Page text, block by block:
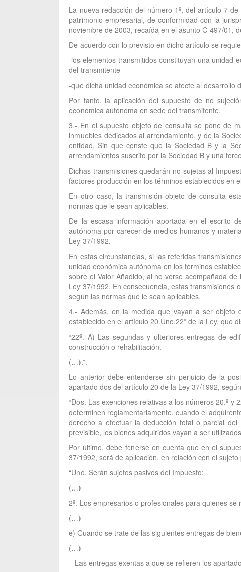
La nueva redacción del número 1º, del artículo 7
patrimonio empresarial, de conformidad con la
noviembre de 2003, recaída en el asunto C-497/01,
De acuerdo con lo previsto en dicho artículo se
-los elementos transmitidos constituyan una unidad
del transmitente
-que dicha unidad económica se afecte al desarrollo
Por tanto, la aplicación del supuesto de no
económica autónoma en sede del transmitente.
3.- En el supuesto objeto de consulta se pone de
inmuebles dedicados al arrendamiento, y de la
entidad. Sin que conste que la Sociedad B y la
arrendamientos suscrito por la Sociedad B y una
Dichas transmisiones quedarán no sujetas al
factores producción en los términos establecidos en
En otro caso, la transmisión objeto de consulta
normas que le sean aplicables.
De la escasa información aportada en el escrito
autónoma por carecer de medios humanos y
Ley 37/1992.
En estas circunstancias, si las referidas
unidad económica autónoma en los términos
sobre el Valor Añadido, al no verse acompañada
Ley 37/1992. En consecuencia, estas
según las normas que le sean aplicables.
4.- Además, en la medida que vayan a ser objeto
establecido en el artículo 20.Uno.22º de la Ley, que
“22º. A) Las segundas y ulteriores entregas de
construcción o rehabilitación.
(…).”.
Lo anterior debe entenderse sin perjuicio de la
apartado dos del artículo 20 de la Ley 37/1992,
“Dos. Las exenciones relativas a los números 20.º
determinen reglamentariamente, cuando el
derecho a efectuar la deducción total o parcial
previsible, los bienes adquiridos vayan a ser
Por último, debe tenerse en cuenta que en el
37/1992, será de aplicación, en relación con el
“Uno. Serán sujetos pasivos del Impuesto:
(…)
2º. Los empresarios o profesionales para quienes
(…)
e) Cuando se trate de las siguientes entregas de
(…)
– Las entregas exentas a que se refieren los